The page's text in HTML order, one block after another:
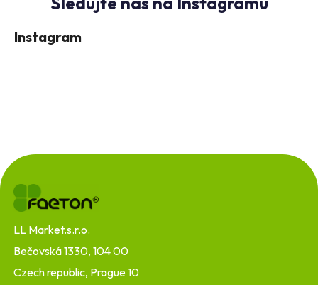
Instagram
á
p
LL Market.s.r.o.
Bečovská 1330, 104 00
Czech republic, Prague 10